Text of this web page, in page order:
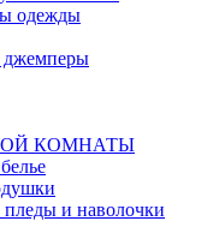
одежды
джемперы
КОМНАТЫ
и наволочки